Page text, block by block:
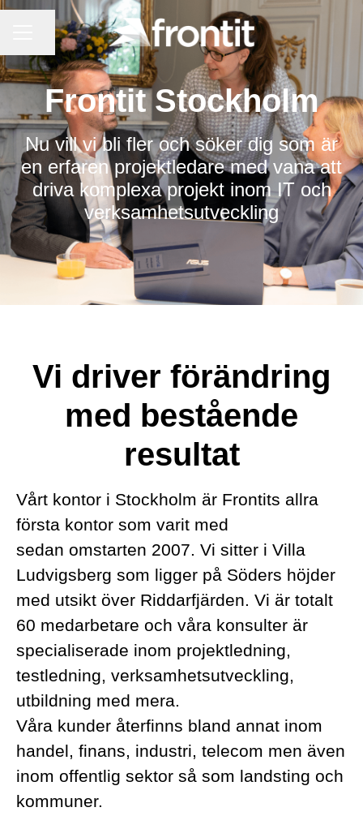
KARRIÄRMENY
Dela sidan
Frontit Stockholm
Nu vill vi bli fler och söker dig som är
en erfaren projektledare med vana att
driva komplexa projekt inom IT och
verksamhetsutveckling
Vi driver förändring
med bestående
resultat
Vårt kontor i Stockholm är Frontits allra
första kontor som varit med
sedan omstarten 2007. Vi sitter i Villa
Ludvigsberg som ligger på Söders höjder
med utsikt över Riddarfjärden. Vi är totalt
60 medarbetare och våra konsulter är
specialiserade inom projektledning,
testledning, verksamhetsutveckling,
utbildning med mera.
Våra kunder återfinns bland annat inom
handel, finans, industri, telecom men även
inom offentlig sektor så som landsting och
kommuner.